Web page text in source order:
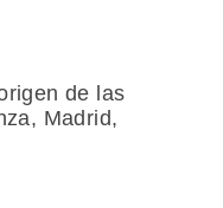
de las
Madrid,